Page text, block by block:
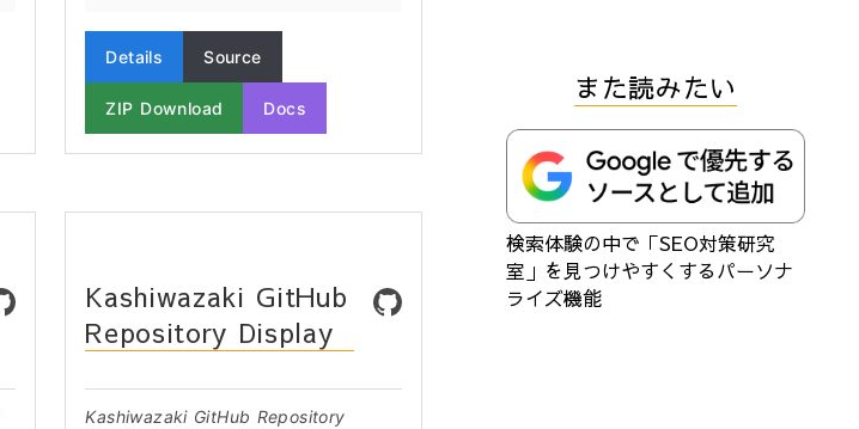
Details Source
ZIP Download Docs
Kashiwazaki GitHub
Repository Display
Kashiwazaki GitHub Repository
また読みたい
検索体験の中で「SEO対策研究
室」を見つけやすくするパーソナ
ライズ機能